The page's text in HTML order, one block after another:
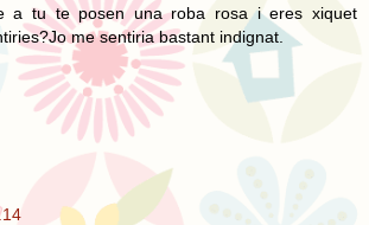
a tu te posen una roba rosa i eres xiquet
me sentiria bastant indignat.